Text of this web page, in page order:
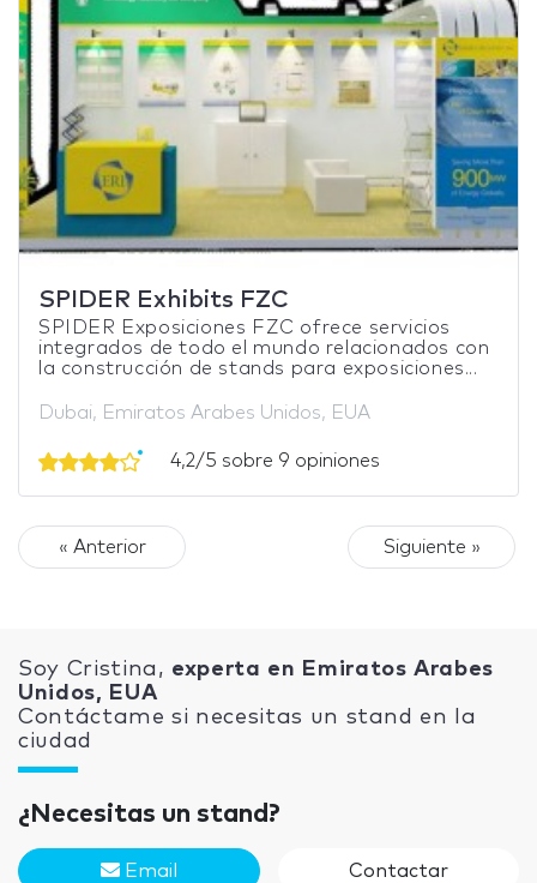
SPIDER Exhibits FZC
SPIDER Exposiciones FZC ofrece servicios
integrados de todo el mundo relacionados con
la construcción de stands para exposiciones...
Dubai, Emiratos Arabes Unidos, EUA
4,2/5 sobre 9 opiniones
« Anterior Siguiente »
Soy Cristina, experta en Emiratos Arabes
Unidos, EUA
Contáctame si necesitas un stand en la
ciudad
¿Necesitas un stand?
Email Contactar